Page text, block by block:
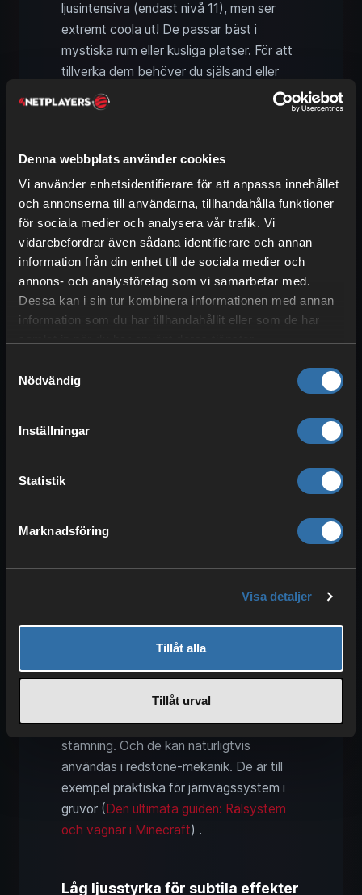
Denna webbplats använder cookies
Vi använder enhetsidentifierare för att anpassa innehållet
och annonserna till användarna, tillhandahålla funktioner
för sociala medier och analysera vår trafik. Vi
vidarebefordrar även sådana identifierare och annan
information från din enhet till de sociala medier och
annons- och analysföretag som vi samarbetar med.
Dessa kan i sin tur kombinera informationen med annan
information som du har tillhandahållit eller som de har
Nödvändig
Inställningar
Statistik
Marknadsföring
Visa detaljer
Tillåt alla
Tillåt urval
ljusintensiva (endast nivå 11), men ser
extremt coola ut! De passar bäst i
mystiska rum eller kusliga platser. För att
tillverka dem behöver du själsand eller
själjord från neder.
Redstone-ert: Du kanske har märkt att
det. Ljuset förblir inte permanent, men ger
en ljusnivå på 9. Det kan därför användas
perfekt för motsvarande stigar och har
något magiskt över sig! Samma sak
fungerar också med djupskiffermalmer.
Förtrollningsbord : Ja, även bordet för
dina förtrollningar avger lite ljus, vilket
man normalt inte ser direkt. Det är dock
upplyst.
Ender-kista
Tack vare dess unika textur och
och därmed fungera som indirekt ljuskälla.
Glödande lav: Lava växer på
förmodligen att kunna se att det avger
ett svagt ljus. Perfekt för att placera ljus
på väggar.
Redstone-fackla: Facklor av redstone
är en måttlig ljuskälla som skapar en kuslig
stämning. Och de kan naturligtvis
användas i redstone-mekanik. De är till
exempel praktiska för järnvägssystem i
gruvor (Den ultimata guiden: Rälsystem
och vagnar i Minecraft) .
Låg ljusstyrka för subtila effekter